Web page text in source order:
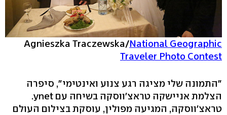
Agnieszka Traczewska/National Geographic
Traveler Photo Contest
"התמונה שלי מציגה רגע צנוע ואינטימי", סיפרה
הצלמת אניישקה טראצ'ווסקה בשיחה עם ynet.
טראצ'ווסקה, המגיעה מפולין, עוסקת בצילום העולם